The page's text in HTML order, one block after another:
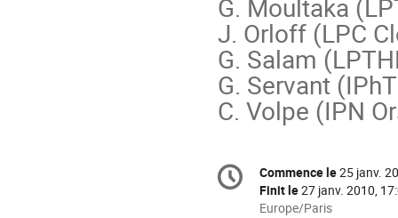
J. Orloff (LPC
G. Salam
G. Servant
C. Volpe (IPN
Information
de
Date/Heure
Commence le25 janv.
Finit le27 janv. 2010,
Toutes
Europe/Paris